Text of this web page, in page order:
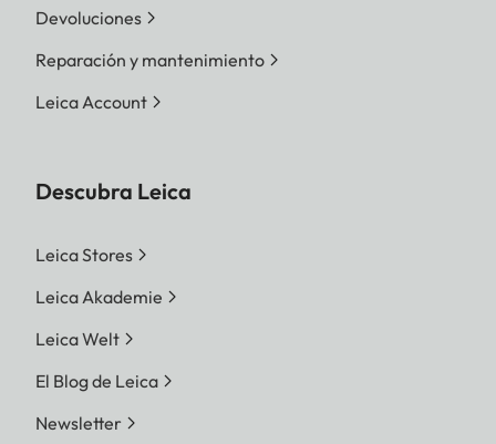
Devoluciones
Reparación y mantenimiento
Leica Account
Descubra Leica
Leica Stores
Leica Akademie
Leica Welt
El Blog de Leica
Newsletter